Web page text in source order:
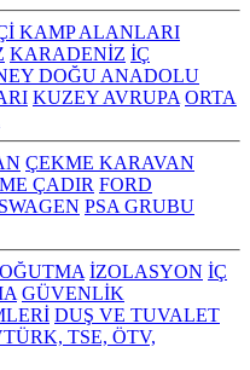
KAMP ALANLARI
KARADENİZ İÇ
DOĞU ANADOLU
KUZEY AVRUPA ORTA
ÇEKME KARAVAN
ÇADIR FORD
PSA GRUBU
İZOLASYON İÇ
GÜVENLİK
DUŞ VE TUVALET
TSE, ÖTV,